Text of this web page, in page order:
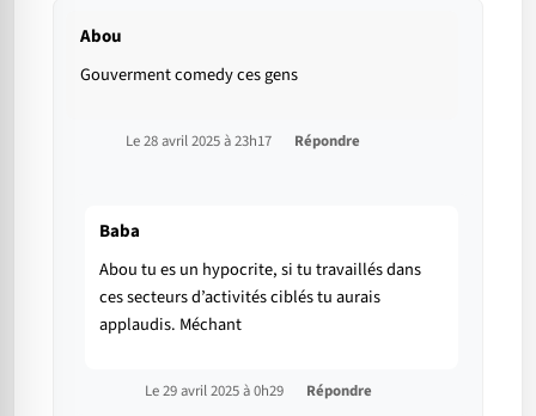
Abou
Gouverment comedy ces gens
Le 28 avril 2025 à 23h17 Répondre
Baba
Abou tu es un hypocrite, si tu travaillés dans
ces secteurs d’activités ciblés tu aurais
applaudis. Méchant
Le 29 avril 2025 à 0h29 Répondre